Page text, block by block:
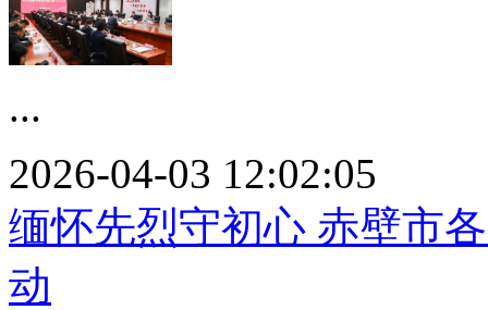
...
2026-04-03 12:02:05
缅怀先烈守初心 赤壁市
动